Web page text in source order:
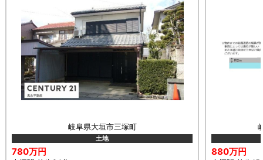
岐阜県大垣市三塚町
土地
780万円 880万円